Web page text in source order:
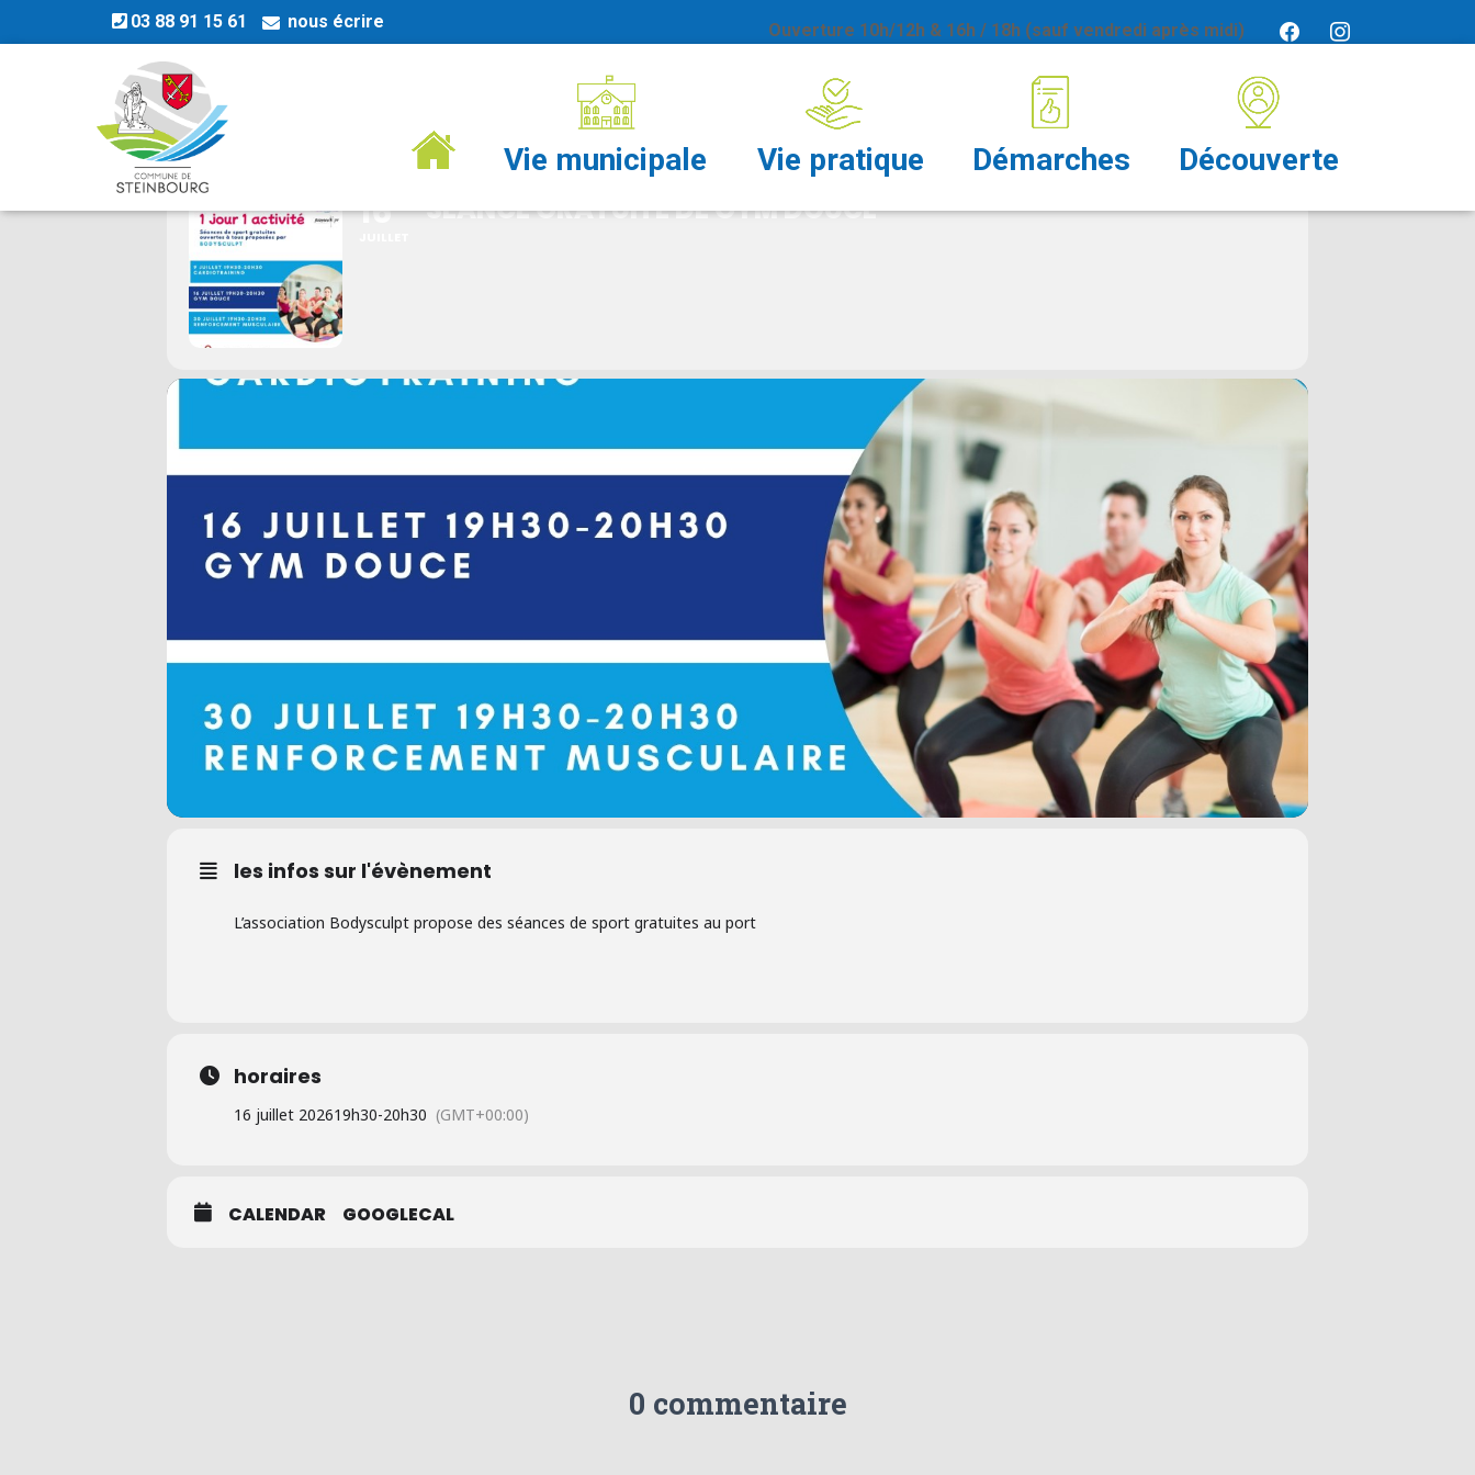
Ouverture 10h/12h & 16h / 18h (sauf vendredi après midi)
03 88 91 15 61 nous écrire
Vie municipale Vie pratique Démarches Découverte
SÉANCE GRATUITE DE GYM DOUCE
16 SÉANCE GRATUITE DE GYM DOUCE
les infos sur l'évènement
L’association Bodysculpt propose des séances de sport gratuites au port
horaires
16 juillet 202619h30-20h30 (GMT+00:00)
CALENDAR GOOGLECAL
0 commentaire